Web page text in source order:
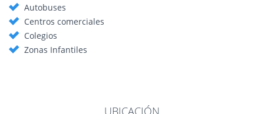
Autobuses
Centros comerciales
Colegios
Zonas Infantiles